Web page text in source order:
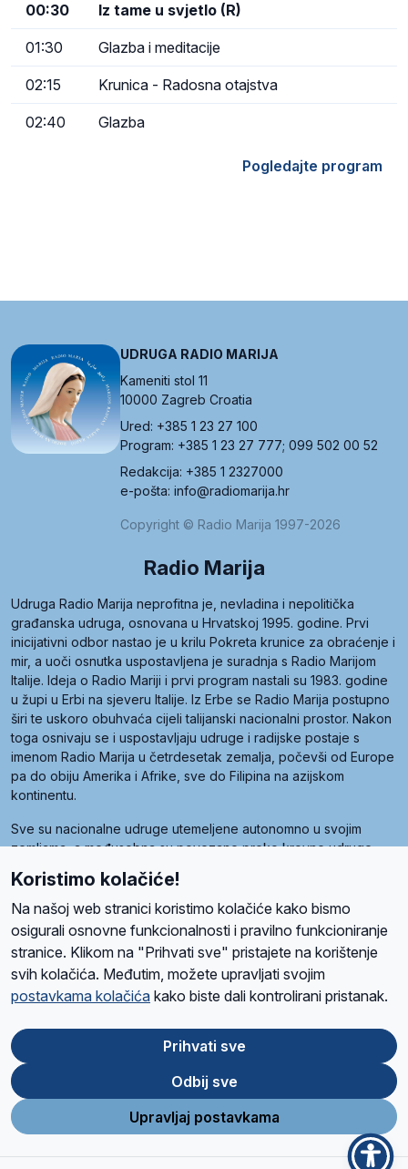
00:30 Iz tame u svjetlo (R)
01:30 Glazba i meditacije
02:15 Krunica - Radosna otajstva
02:40 Glazba
Pogledajte program
UDRUGA RADIO MARIJA
Kameniti stol 11
10000 Zagreb Croatia
Ured: +385 1 23 27 100
Program: +385 1 23 27 777; 099 502 00 52
Redakcija: +385 1 2327000
e-pošta: info@radiomarija.hr
Copyright © Radio Marija 1997-2026
Radio Marija
Udruga Radio Marija neprofitna je, nevladina i nepolitička
građanska udruga, osnovana u Hrvatskoj 1995. godine. Prvi
inicijativni odbor nastao je u krilu Pokreta krunice za obraćenje i
mir, a uoči osnutka uspostavljena je suradnja s Radio Marijom
Italije. Ideja o Radio Mariji i prvi program nastali su 1983. godine
u župi u Erbi na sjeveru Italije. Iz Erbe se Radio Marija postupno
širi te uskoro obuhvaća cijeli talijanski nacionalni prostor. Nakon
toga osnivaju se i uspostavljaju udruge i radijske postaje s
imenom Radio Marija u četrdesetak zemalja, počevši od Europe
pa do obiju Amerika i Afrike, sve do Filipina na azijskom
kontinentu.
Sve su nacionalne udruge utemeljene autonomno u svojim
zemljama, a međusobna su povezane preko krovne udruge
pod nazivom Svjetska obitelj Radio Marije (World Family of
Radio Maria). Svjetsku obitelj utemeljilo je sedam članica, među
kojima je i hrvatska Udruga Radio Marija.
O namaRadio ProgramVolonteriPrijateljiKontaktPravila privatnosti
Ova stranica je zaštićena Google reCAPTCHA sustavom
Store
Google
Play
Koristimo kolačiće!
Na našoj web stranici koristimo kolačiće kako bismo
osigurali osnovne funkcionalnosti i pravilno funkcioniranje
stranice. Klikom na "Prihvati sve" pristajete na korištenje
svih kolačića. Međutim, možete upravljati svojim
postavkama kolačića kako biste dali kontrolirani pristanak.
Prihvati sve
Odbij sve
Upravljaj postavkama